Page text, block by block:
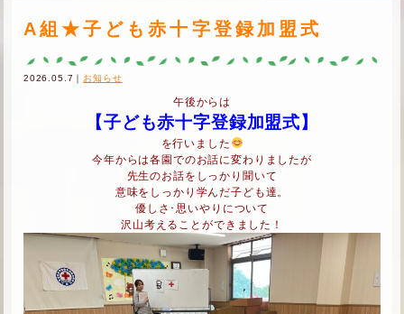
A組★子ども赤十字登録加盟式
2026.05.7｜ お知らせ
午後からは
【子ども赤十字登録加盟式】
を行いました
今年からは各園でのお話に変わりましたが
先生のお話をしっかり聞いて
意味をしっかり学んだ子ども達。
優しさ･思いやりについて
沢山考えることができました！